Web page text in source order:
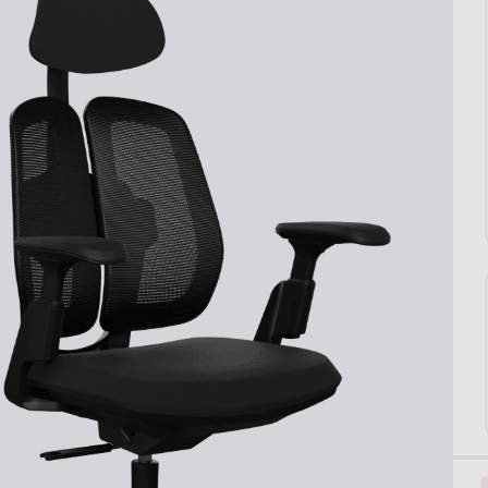
Mutassa
a visszaküldésre. Gyártás és indítás 24 órán
belül.